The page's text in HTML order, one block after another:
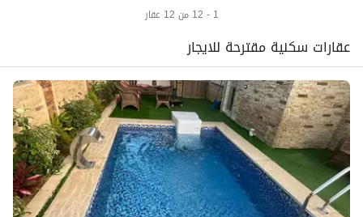
1 - 12 من 12 عقار
عقارات سكنية مقترحة للايجار